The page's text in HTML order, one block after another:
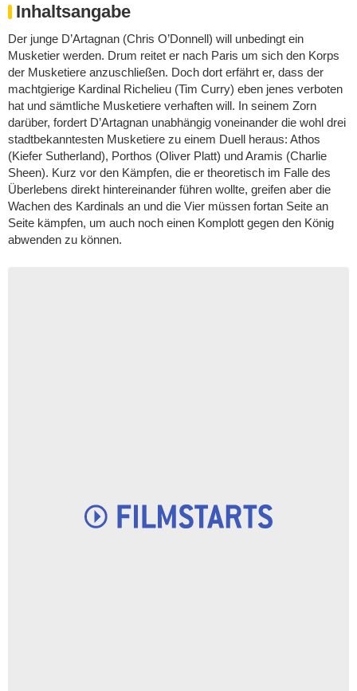
Inhaltsangabe
Der junge D’Artagnan (Chris O’Donnell) will unbedingt ein
Musketier werden. Drum reitet er nach Paris um sich den Korps
der Musketiere anzuschließen. Doch dort erfährt er, dass der
machtgierige Kardinal Richelieu (Tim Curry) eben jenes verboten
hat und sämtliche Musketiere verhaften will. In seinem Zorn
darüber, fordert D’Artagnan unabhängig voneinander die wohl drei
stadtbekanntesten Musketiere zu einem Duell heraus: Athos
(Kiefer Sutherland), Porthos (Oliver Platt) und Aramis (Charlie
Sheen). Kurz vor den Kämpfen, die er theoretisch im Falle des
Überlebens direkt hintereinander führen wollte, greifen aber die
Wachen des Kardinals an und die Vier müssen fortan Seite an
Seite kämpfen, um auch noch einen Komplott gegen den König
abwenden zu können.